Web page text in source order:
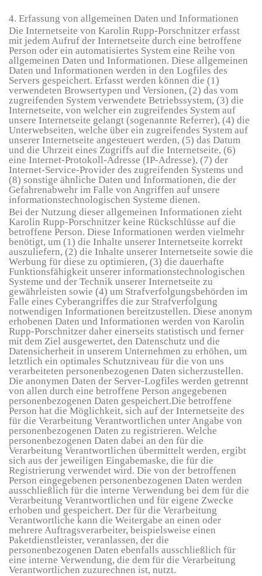
4. Erfassung von allgemeinen Daten und Informationen
Die Internetseite von Karolin Rupp-Porschnitzer erfasst
mit jedem Aufruf der Internetseite durch eine betroffene
Person oder ein automatisiertes System eine Reihe von
allgemeinen Daten und Informationen. Diese allgemeinen
Daten und Informationen werden in den Logfiles des
Servers gespeichert. Erfasst werden können die (1)
verwendeten Browsertypen und Versionen, (2) das vom
zugreifenden System verwendete Betriebssystem, (3) die
Internetseite, von welcher ein zugreifendes System auf
unsere Internetseite gelangt (sogenannte Referrer), (4) die
Unterwebseiten, welche über ein zugreifendes System auf
unserer Internetseite angesteuert werden, (5) das Datum
und die Uhrzeit eines Zugriffs auf die Internetseite, (6)
eine Internet-Protokoll-Adresse (IP-Adresse), (7) der
Internet-Service-Provider des zugreifenden Systems und
(8) sonstige ähnliche Daten und Informationen, die der
Gefahrenabwehr im Falle von Angriffen auf unsere
informationstechnologischen Systeme dienen.
Bei der Nutzung dieser allgemeinen Informationen zieht
Karolin Rupp-Porschnitzer keine Rückschlüsse auf die
betroffene Person. Diese Informationen werden vielmehr
benötigt, um (1) die Inhalte unserer Internetseite korrekt
auszuliefern, (2) die Inhalte unserer Internetseite sowie die
Werbung für diese zu optimieren, (3) die dauerhafte
Funktionsfähigkeit unserer informationstechnologischen
Systeme und der Technik unserer Internetseite zu
gewährleisten sowie (4) um Strafverfolgungsbehörden im
Falle eines Cyberangriffes die zur Strafverfolgung
notwendigen Informationen bereitzustellen. Diese anonym
erhobenen Daten und Informationen werden von Karolin
Rupp-Porschnitzer daher einerseits statistisch und ferner
mit dem Ziel ausgewertet, den Datenschutz und die
Datensicherheit in unserem Unternehmen zu erhöhen, um
letztlich ein optimales Schutzniveau für die von uns
verarbeiteten personenbezogenen Daten sicherzustellen.
Die anonymen Daten der Server-Logfiles werden getrennt
von allen durch eine betroffene Person angegebenen
personenbezogenen Daten gespeichert.Die betroffene
Person hat die Möglichkeit, sich auf der Internetseite des
für die Verarbeitung Verantwortlichen unter Angabe von
personenbezogenen Daten zu registrieren. Welche
personenbezogenen Daten dabei an den für die
Verarbeitung Verantwortlichen übermittelt werden, ergibt
sich aus der jeweiligen Eingabemaske, die für die
Registrierung verwendet wird. Die von der betroffenen
Person eingegebenen personenbezogenen Daten werden
ausschließlich für die interne Verwendung bei dem für die
Verarbeitung Verantwortlichen und für eigene Zwecke
erhoben und gespeichert. Der für die Verarbeitung
Verantwortliche kann die Weitergabe an einen oder
mehrere Auftragsverarbeiter, beispielsweise einen
Paketdienstleister, veranlassen, der die
personenbezogenen Daten ebenfalls ausschließlich für
eine interne Verwendung, die dem für die Verarbeitung
Verantwortlichen zuzurechnen ist, nutzt.